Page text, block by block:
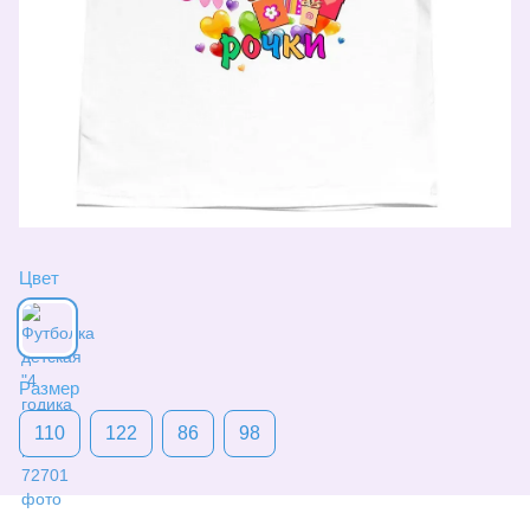
Цвет
Размер
110 122 86 98